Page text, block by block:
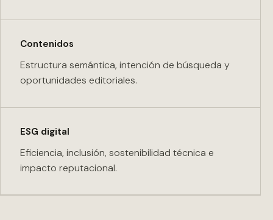
Contenidos
Estructura semántica, intención de búsqueda y
oportunidades editoriales.
ESG digital
Eficiencia, inclusión, sostenibilidad técnica e
impacto reputacional.